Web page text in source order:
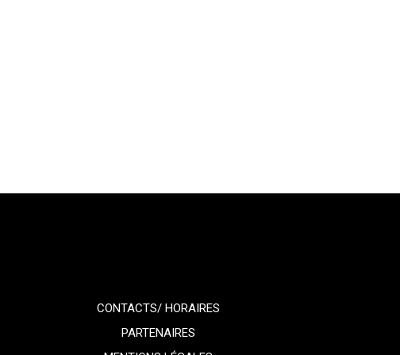
CONTACTS/ HORAIRES
PARTENAIRES